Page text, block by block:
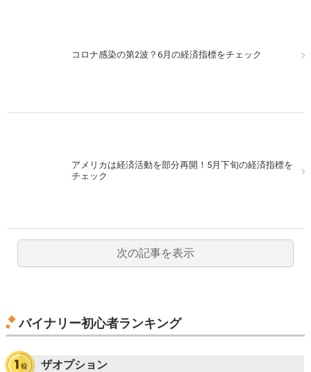
コロナ感染の第2波？6月の経済指標をチェック
アメリカは経済活動を部分再開！5月下旬の経済指標を
チェック
次の記事を表示
バイナリー初心者ランキング
ザオプション